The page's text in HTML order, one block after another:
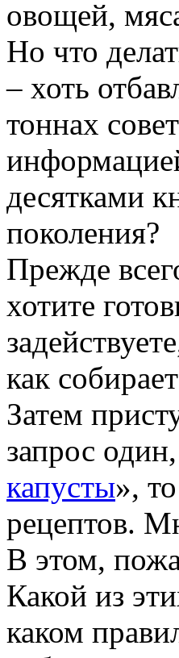
овощей,
Но что
– хоть
тоннах
десятками
поколения?
Прежде
хотите
как
Затем
запрос
капусты»,
рецептов.
В этом,
Какой из
каком